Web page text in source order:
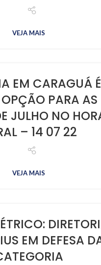
VEJA MAIS
EM CARAGUÁ É
PARA AS
JULHO NO
– 14 07 22
VEJA MAIS
EM DEFESA